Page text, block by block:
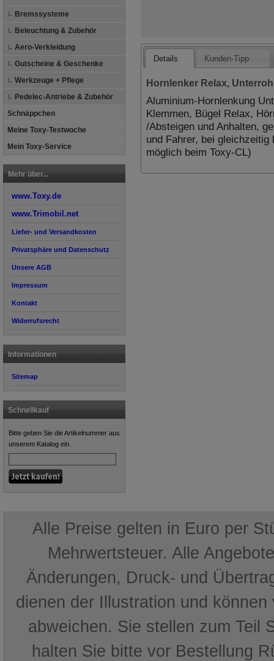
Bremssysteme
Beleuchtung & Zubehör
Aero-Verkleidung
Gutscheine & Geschenke
Werkzeuge + Pflege
Pedelec-Antriebe & Zubehör
Schnäppchen
Meine Toxy-Testwoche
Mein Toxy-Service
Mehr über...
www.Toxy.de
www.Trimobil.net
Liefer- und Versandkosten
Privatsphäre und Datenschutz
Unsere AGB
Impressum
Kontakt
Widerrufsrecht
Informationen
Sitemap
Schnellkauf
Bitte geben Sie die Artikelnummer aus
unserem Katalog ein.
Details Kunden-Tipp
Hornlenker Relax,
Aluminium-Hornlenkung
Klemmen, Bügel Relax,
/Absteigen und Anhalten,
und Fahrer, bei
möglich beim Toxy-CL)
Alle Preise gelten in Euro per
Mehrwertsteuer. Alle
Änderungen, Druck- und
dienen der Illustration und
abweichen. Sie stellen zum Teil
halten Sie bitte vor Bestellung